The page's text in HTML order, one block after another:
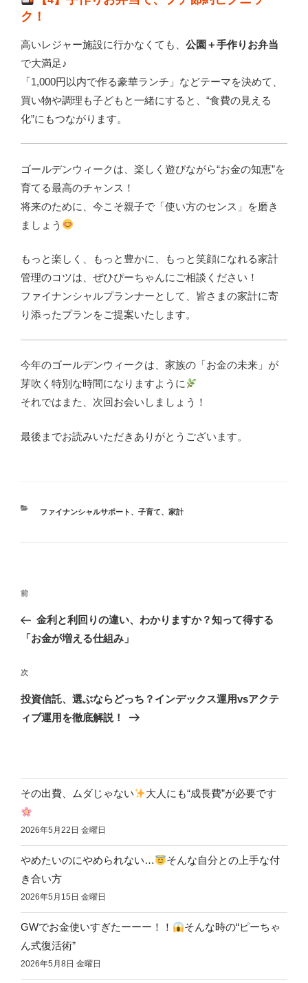
ク！
高いレジャー施設に行かなくても、 公園＋手作りお弁当
で大満足♪
「1,000円以内で作る豪華ランチ」などテーマを決めて、
買い物や調理も子どもと一緒にすると、“食費の見える
化”にもつながります。
ゴールデンウィークは、楽しく遊びながら“お金の知恵”を
育てる最高のチャンス！
将来のために、今こそ親子で「使い方のセンス」を磨き
ましょう
もっと楽しく、もっと豊かに、もっと笑顔になれる家計
管理のコツは、ぜひぴーちゃんにご相談ください！
ファイナンシャルプランナーとして、皆さまの家計に寄
り添ったプランをご提案いたします。
今年のゴールデンウィークは、家族の「お金の未来」が
芽吹く特別な時間になりますように
それではまた、次回お会いしましょう！
最後までお読みいただきありがとうございます。
ファイナンシャルサポート 、 子育て、 家計
前
金利と利回りの違い、わかりますか？知って得する
「お金が増える仕組み」
次
投資信託、選ぶならどっち？インデックス運用vsアクテ
ィブ運用を徹底解説！
その出費、ムダじゃない 大人にも“成長費”が必要です
2026年5月22日 金曜日
やめたいのにやめられない…
そんな自分との上手な付
き合い方
2026年5月15日 金曜日
GWでお金使いすぎたーーー！！
そんな時の“ピーちゃ
ん式復活術”
2026年5月8日 金曜日